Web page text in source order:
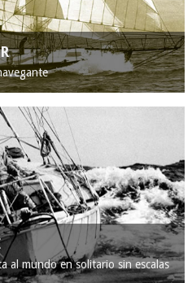
al mundo en solitario sin escalas